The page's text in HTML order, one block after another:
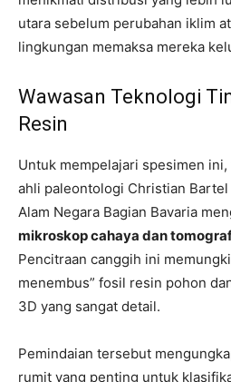
utara sebelum perubahan iklim
lingkungan memaksa mereka
Wawasan Teknologi
Resin
Untuk mempelajari spesimen
ahli paleontologi Christian
Alam Negara Bagian Bavaria
mikroskop cahaya dan
Pencitraan canggih ini
menembus” fosil resin pohon
3D yang sangat detail.
Pemindaian tersebut
rumit yang penting untuk